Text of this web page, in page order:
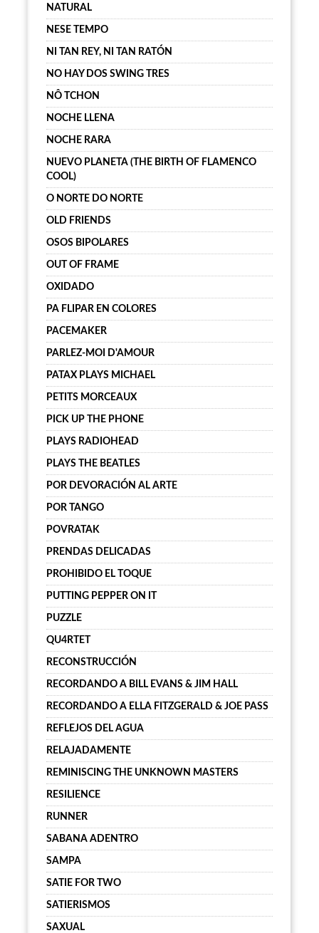
NATURAL
NESE TEMPO
NI TAN REY, NI TAN RATÓN
NO HAY DOS SWING TRES
NÔ TCHON
NOCHE LLENA
NOCHE RARA
NUEVO PLANETA (THE BIRTH OF FLAMENCO
COOL)
O NORTE DO NORTE
OLD FRIENDS
OSOS BIPOLARES
OUT OF FRAME
OXIDADO
PA FLIPAR EN COLORES
PACEMAKER
PARLEZ-MOI D'AMOUR
PATAX PLAYS MICHAEL
PETITS MORCEAUX
PICK UP THE PHONE
PLAYS RADIOHEAD
PLAYS THE BEATLES
POR DEVORACIÓN AL ARTE
POR TANGO
POVRATAK
PRENDAS DELICADAS
PROHIBIDO EL TOQUE
PUTTING PEPPER ON IT
PUZZLE
QU4RTET
RECONSTRUCCIÓN
RECORDANDO A BILL EVANS & JIM HALL
RECORDANDO A ELLA FITZGERALD & JOE PASS
REFLEJOS DEL AGUA
RELAJADAMENTE
REMINISCING THE UNKNOWN MASTERS
RESILIENCE
RUNNER
SABANA ADENTRO
SAMPA
SATIE FOR TWO
SATIERISMOS
SAXUAL